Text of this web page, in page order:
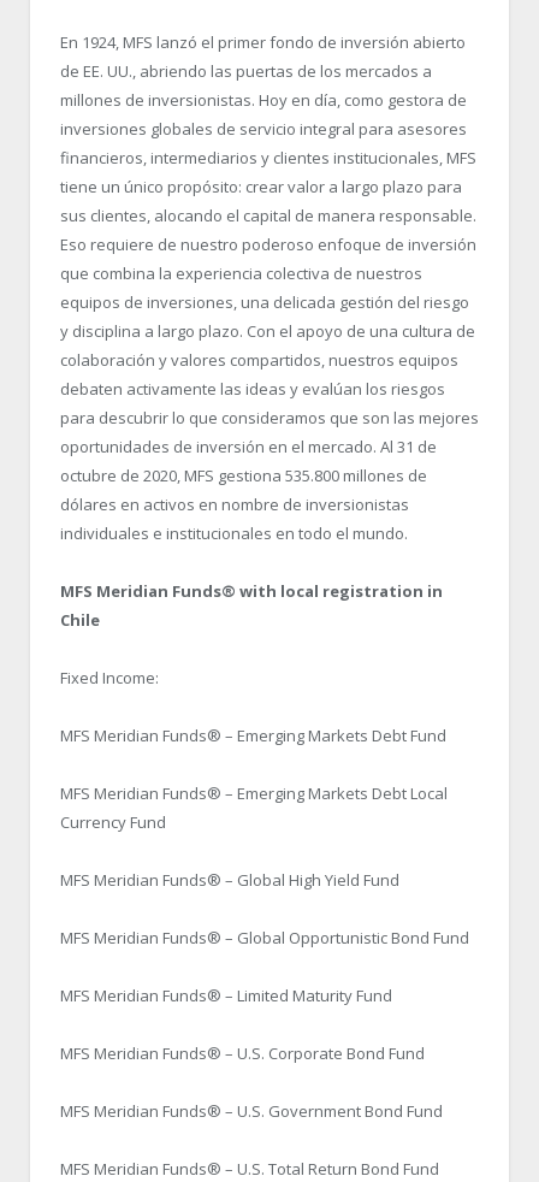
En 1924, MFS lanzó el primer fondo de inversión abierto
de EE. UU., abriendo las puertas de los mercados a
millones de inversionistas. Hoy en día, como gestora de
inversiones globales de servicio integral para asesores
financieros, intermediarios y clientes institucionales, MFS
tiene un único propósito: crear valor a largo plazo para
sus clientes, alocando el capital de manera responsable.
Eso requiere de nuestro poderoso enfoque de inversión
que combina la experiencia colectiva de nuestros
equipos de inversiones, una delicada gestión del riesgo
y disciplina a largo plazo. Con el apoyo de una cultura de
colaboración y valores compartidos, nuestros equipos
debaten activamente las ideas y evalúan los riesgos
para descubrir lo que consideramos que son las mejores
oportunidades de inversión en el mercado. Al 31 de
octubre de 2020, MFS gestiona 535.800 millones de
dólares en activos en nombre de inversionistas
individuales e institucionales en todo el mundo.
MFS Meridian Funds® with local registration in
Chile
Fixed Income:
MFS Meridian Funds® – Emerging Markets Debt Fund
MFS Meridian Funds® – Emerging Markets Debt Local
Currency Fund
MFS Meridian Funds® – Global High Yield Fund
MFS Meridian Funds® – Global Opportunistic Bond Fund
MFS Meridian Funds® – Limited Maturity Fund
MFS Meridian Funds® – U.S. Corporate Bond Fund
MFS Meridian Funds® – U.S. Government Bond Fund
MFS Meridian Funds® – U.S. Total Return Bond Fund